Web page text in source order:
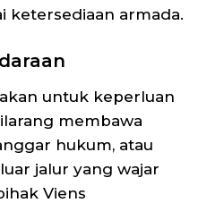
ketersediaan armada.
untuk keperluan
membawa
hukum, atau
jalur yang wajar
Viens